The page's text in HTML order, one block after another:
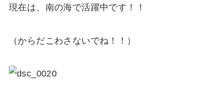
現在は、南の海で活躍中です！！
（からだこわさないでね！！）